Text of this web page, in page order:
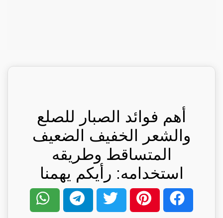
أهم فوائد الصبار للصلع
والشعر الخفيف الضعيف
المتساقط وطريقه
استخدامه: رأيكم يهمنا